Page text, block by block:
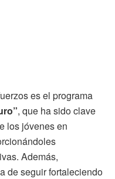
es el programa
, que ha sido clave
los jóvenes en
Además,
de seguir fortaleciendo